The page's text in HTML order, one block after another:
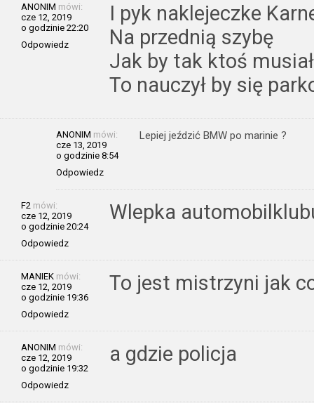
ANONIM mówi:
cze 12, 2019
o godzinie 22:20
Odpowiedz
I pyk naklejeczke
Na przednią szybę
Jak by tak ktoś
To nauczył by się
ANONIM mówi:
cze 13, 2019
o godzinie 8:54
Odpowiedz
Lepiej jeździć BMW po marinie ?
F2 mówi:
cze 12, 2019
o godzinie 20:24
Odpowiedz
Wlepka
MANIEK mówi:
cze 12, 2019
o godzinie 19:36
Odpowiedz
To jest mistrzyni jak
ANONIM mówi:
cze 12, 2019
o godzinie 19:32
Odpowiedz
a gdzie policja